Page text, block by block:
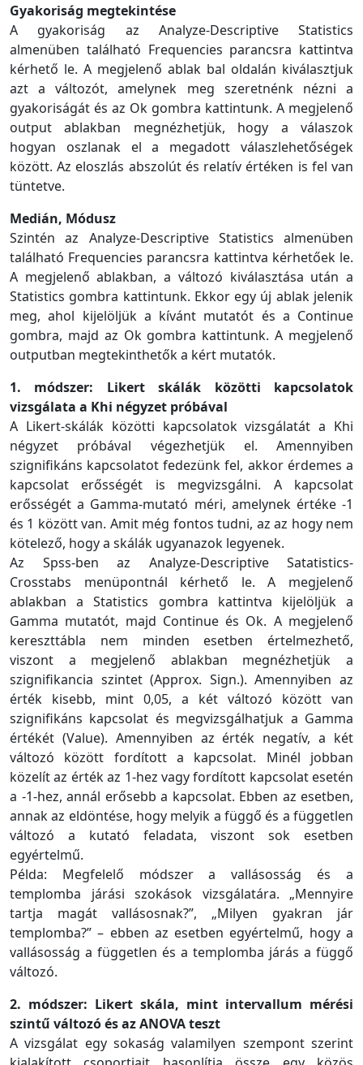
Gyakoriság megtekintése
A gyakoriság az Analyze-Descriptive Statistics
almenüben található Frequencies parancsra kattintva
kérhető le. A megjelenő ablak bal oldalán kiválasztjuk
azt a változót, amelynek meg szeretnénk nézni a
gyakoriságát és az Ok gombra kattintunk. A megjelenő
output ablakban megnézhetjük, hogy a válaszok
hogyan oszlanak el a megadott válaszlehetőségek
között. Az eloszlás abszolút és relatív értéken is fel van
tüntetve.
Medián, Módusz
Szintén az Analyze-Descriptive Statistics almenüben
található Frequencies parancsra kattintva kérhetőek le.
A megjelenő ablakban, a változó kiválasztása után a
Statistics gombra kattintunk. Ekkor egy új ablak jelenik
meg, ahol kijelöljük a kívánt mutatót és a Continue
gombra, majd az Ok gombra kattintunk. A megjelenő
outputban megtekinthetők a kért mutatók.
1. módszer: Likert skálák közötti kapcsolatok
vizsgálata a Khi négyzet próbával
A Likert-skálák közötti kapcsolatok vizsgálatát a Khi
négyzet próbával végezhetjük el. Amennyiben
szignifikáns kapcsolatot fedezünk fel, akkor érdemes a
kapcsolat erősségét is megvizsgálni. A kapcsolat
erősségét a Gamma-mutató méri, amelynek értéke -1
és 1 között van. Amit még fontos tudni, az az hogy nem
kötelező, hogy a skálák ugyanazok legyenek.
Az Spss-ben az Analyze-Descriptive Satatistics-
Crosstabs menüpontnál kérhető le. A megjelenő
ablakban a Statistics gombra kattintva kijelöljük a
Gamma mutatót, majd Continue és Ok. A megjelenő
kereszttábla nem minden esetben értelmezhető,
viszont a megjelenő ablakban megnézhetjük a
szignifikancia szintet (Approx. Sign.). Amennyiben az
érték kisebb, mint 0,05, a két változó között van
szignifikáns kapcsolat és megvizsgálhatjuk a Gamma
értékét (Value). Amennyiben az érték negatív, a két
változó között fordított a kapcsolat. Minél jobban
közelít az érték az 1-hez vagy fordított kapcsolat esetén
a -1-hez, annál erősebb a kapcsolat. Ebben az esetben,
annak az eldöntése, hogy melyik a függő és a független
változó a kutató feladata, viszont sok esetben
egyértelmű.
Példa: Megfelelő módszer a vallásosság és a
templomba járási szokások vizsgálatára. „Mennyire
tartja magát vallásosnak?”, „Milyen gyakran jár
templomba?” – ebben az esetben egyértelmű, hogy a
vallásosság a független és a templomba járás a függő
változó.
2. módszer: Likert skála, mint intervallum mérési
szintű változó és az ANOVA teszt
A vizsgálat egy sokaság valamilyen szempont szerint